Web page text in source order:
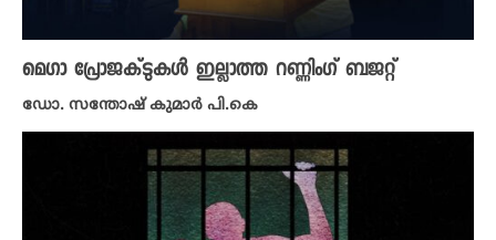
മെ​ഗാ പ്രോജക്ടുകൾ ഇല്ലാത്ത റണ്ണിം​ഗ് ബജറ്റ്
ഡോ. സന്തോഷ് കുമാർ പി.കെ